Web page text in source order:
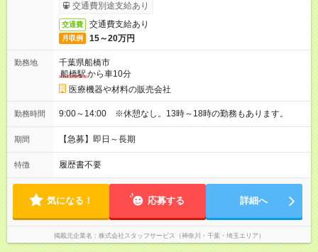
交通費別途支給あり
交通費 交通費支給あり
月収例 15～20万円
勤務地
千葉県船橋市
船橋駅から車10分
医療機器や材料の販売会社
勤務時間 9:00～14:00 ※休憩なし。13時～18時の勤務もあります。
期間 【急募】即日～長期
特徴 履歴書不要
気になる！ 応募する 詳細へ
掲載元企業名 株式会社スタッフサービス（神奈川・千葉・埼玉エリア）